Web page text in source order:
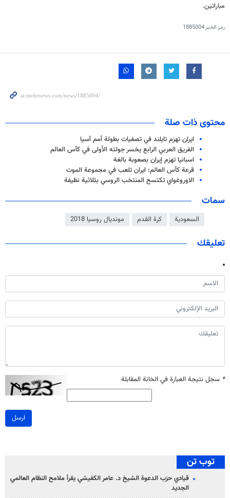
مباراتين.
رمز الخبر1885004
محتوى ذات صلة
ايران تهزم تايلند في تصفيات بطولة أمم آسيا
الفريق العربي الرابع يخسر جولته الأولى في كأس العالم
اسبانيا تهزم إيران بصعوبة بالغة
قرعة كأس العالم: ايران تلعب في مجموعة الموت
الاوروغواي تكتسح المنتخب الروسي بثلاثية نظيفة
سمات
السعودية كرة القدم مونديال روسيا 2018
تعليقك
* سجل نتيجة العبارة في الخانة المقابلة
ارسل
توب تن
قيادي حزب الدعوة الشيخ د. عامر الكفيشي يقرأ ملامح النظام العالمي
الجديد